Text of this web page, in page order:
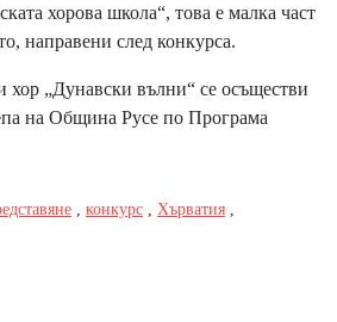
хорова школа“, това е малка част
направени след конкурса.
хор „Дунавски вълни“ се осъществи
на Община Русе по Програма
конкурс Хърватия